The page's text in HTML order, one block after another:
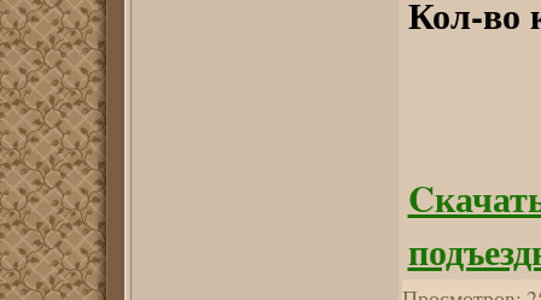
Кол-во